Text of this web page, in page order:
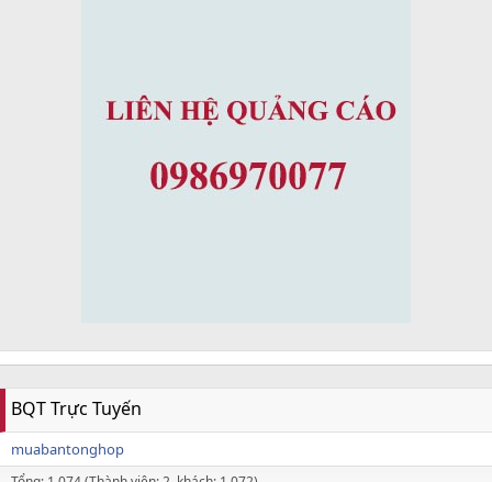
BQT Trực Tuyến
muabantonghop